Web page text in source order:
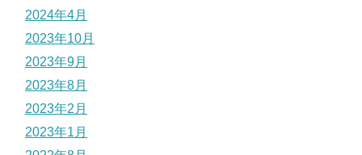
2024年4月
2023年10月
2023年9月
2023年8月
2023年2月
2023年1月